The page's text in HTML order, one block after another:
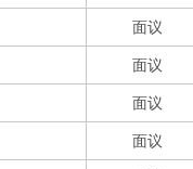
面议
面议
面议
面议